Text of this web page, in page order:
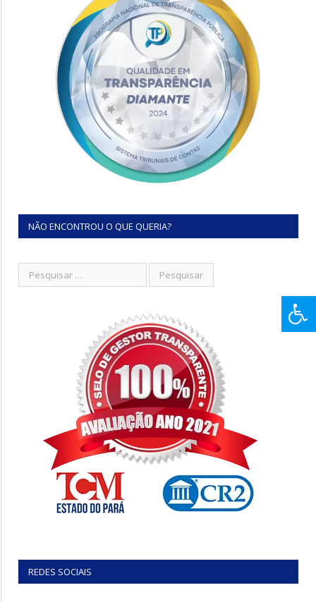
NÃO ENCONTROU O QUE QUERIA?
REDES SOCIAIS